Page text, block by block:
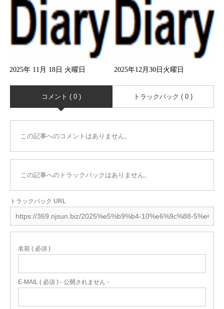
2025年 11月 18日 火曜日 2025年12月30日火曜日
コメント ( 0 ) トラックバック ( 0 )
この記事へのコメントはありません。
この記事へのトラックバックはありません。
トラックバック URL
名前 ( 必須 )
E-MAIL ( 必須 ) - 公開されません -